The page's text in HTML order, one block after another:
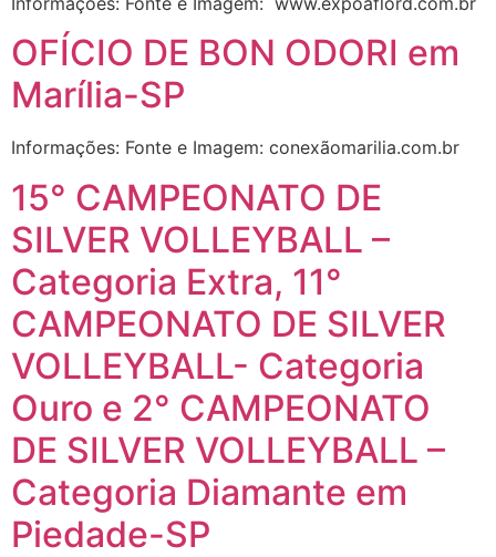
OFÍCIO DE BON ODORI em
Marília-SP
Informações: Fonte e Imagem: conexãomarilia.com.br
15° CAMPEONATO DE
SILVER VOLLEYBALL –
Categoria Extra, 11°
CAMPEONATO DE SILVER
VOLLEYBALL- Categoria
Ouro e 2° CAMPEONATO
DE SILVER VOLLEYBALL –
Categoria Diamante em
Piedade-SP